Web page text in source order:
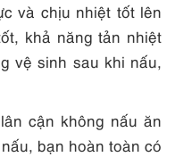
và chịu nhiệt tốt lên
khả năng tản nhiệt
vệ sinh sau khi nấu,
cận không nấu ăn
bạn hoàn toàn có